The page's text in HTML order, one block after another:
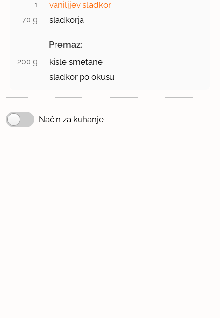
1 vanilijev sladkor
70 g sladkorja
Premaz:
200 g
kisle smetane
sladkor po okusu
Način za kuhanje